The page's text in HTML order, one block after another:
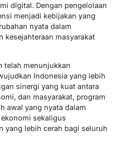
digital. Dengan pengelolaan
menjadi kebijakan yang
nyata dalam
kesejahteraan masyarakat
telah menunjukkan
Indonesia yang lebih
sinergi yang kuat antara
dan masyarakat, program
awal yang nyata dalam
sekaligus
yang lebih cerah bagi seluruh